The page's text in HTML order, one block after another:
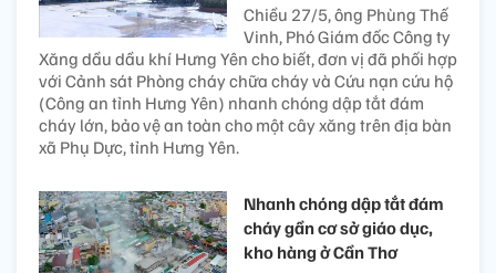
Chiều 27/5, ông Phùng Thế
Vinh, Phó Giám đốc Công ty
Xăng dầu dầu khí Hưng Yên cho biết, đơn vị đã phối hợp
với Cảnh sát Phòng cháy chữa cháy và Cứu nạn cứu hộ
(Công an tỉnh Hưng Yên) nhanh chóng dập tắt đám
cháy lớn, bảo vệ an toàn cho một cây xăng trên địa bàn
xã Phụ Dực, tỉnh Hưng Yên.
Nhanh chóng dập tắt đám
cháy gần cơ sở giáo dục,
kho hàng ở Cần Thơ